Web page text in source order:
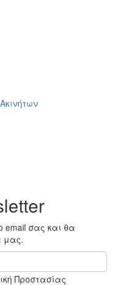
σας και θα
μας.
Προστασίας